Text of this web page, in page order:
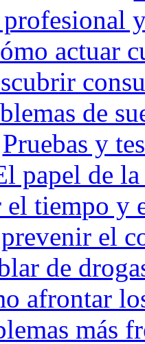
actuar
de
Pruebas y
papel de
tiempo y
el
de
afrontar
más